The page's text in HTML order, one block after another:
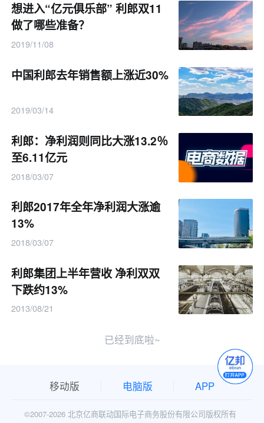
想进入“亿元俱乐部” 利郎双11
做了哪些准备？
2019/11/08
中国利郎去年销售额上涨近30%
2019/03/14
利郎：净利润则同比大涨13.2％
至6.11亿元
2018/03/07
利郎2017年全年净利润大涨逾
13%
2018/03/07
利郎集团上半年营收 净利双双
下跌约13%
2013/08/21
已经到底啦~
移动版 电脑版 APP
©2007-2026 北京亿商联动国际电子商务股份有限公司版权所有